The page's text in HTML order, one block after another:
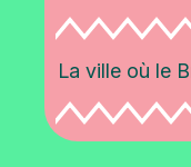
La ville où le